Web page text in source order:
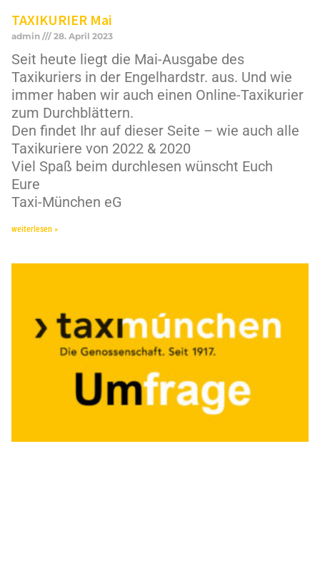
TAXIKURIER Mai
admin 28. April 2023
Seit heute liegt die Mai-Ausgabe des
Taxikuriers in der Engelhardstr. aus. Und wie
immer haben wir auch einen Online-Taxikurier
zum Durchblättern.
Den findet Ihr auf dieser Seite – wie auch alle
Taxikuriere von 2022 & 2020
Viel Spaß beim durchlesen wünscht Euch
Eure
Taxi-München eG
weiterlesen »